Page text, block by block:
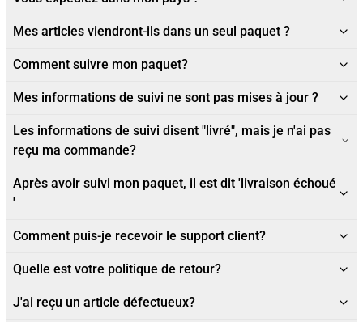
Mes articles viendront-ils dans un seul paquet ?
Comment suivre mon paquet?
Mes informations de suivi ne sont pas mises à jour ?
Les informations de suivi disent "livré", mais je n'ai pas
reçu ma commande?
Après avoir suivi mon paquet, il est dit 'livraison échoué
'
Comment puis-je recevoir le support client?
Quelle est votre politique de retour?
J'ai reçu un article défectueux?